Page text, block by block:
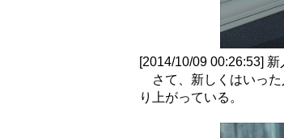
[2014/10/09 00:26:53] 新
さて、新しくはいった
り上がっている。